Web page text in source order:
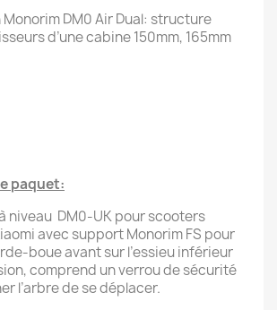
DM0 Air Dual: structure
d’une cabine 150mm, 165mm
paquet:
niveau DM0-UK pour scooters
avec support Monorim FS pour
boue avant sur l’essieu inférieur
comprend un verrou de sécurité
l’arbre de se déplacer.